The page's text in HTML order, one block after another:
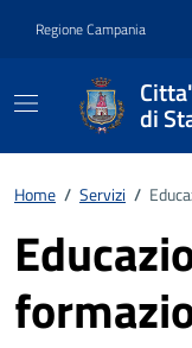
Regione Campania
di
Home / Servizi /